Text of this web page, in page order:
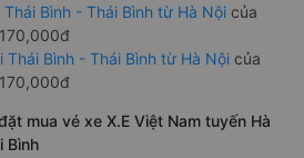
Bình - Thái Bình từ Hà Nội của
Thái Bình - Thái Bình từ Hà Nội của
mua vé xe X.E Việt Nam tuyến Hà
Bình